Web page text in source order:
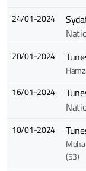
24/01-2024
20/01-2024
16/01-2024
10/01-2024
(53)